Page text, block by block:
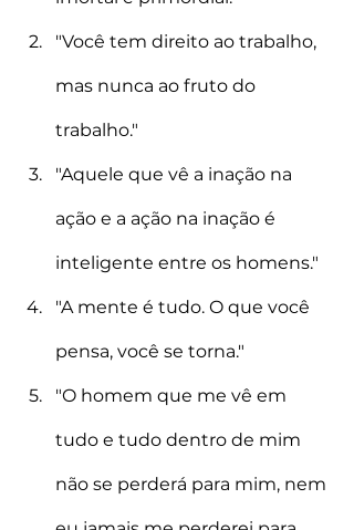
"Você tem direito ao trabalho,
mas nunca ao fruto do
trabalho."
"Aquele que vê a inação na
ação e a ação na inação é
inteligente entre os homens."
"A mente é tudo. O que você
pensa, você se torna."
"O homem que me vê em
tudo e tudo dentro de mim
não se perderá para mim, nem